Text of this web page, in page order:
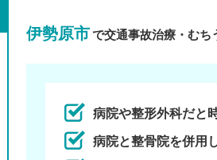
伊勢原市で交通事故治療・むち
病院や整形外科だと
病院と整骨院を併用